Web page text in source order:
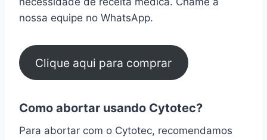
nossa equipe no WhatsApp.
Clique aqui para comprar
Como abortar usando Cytotec?
Para abortar com o Cytotec, recomendamos